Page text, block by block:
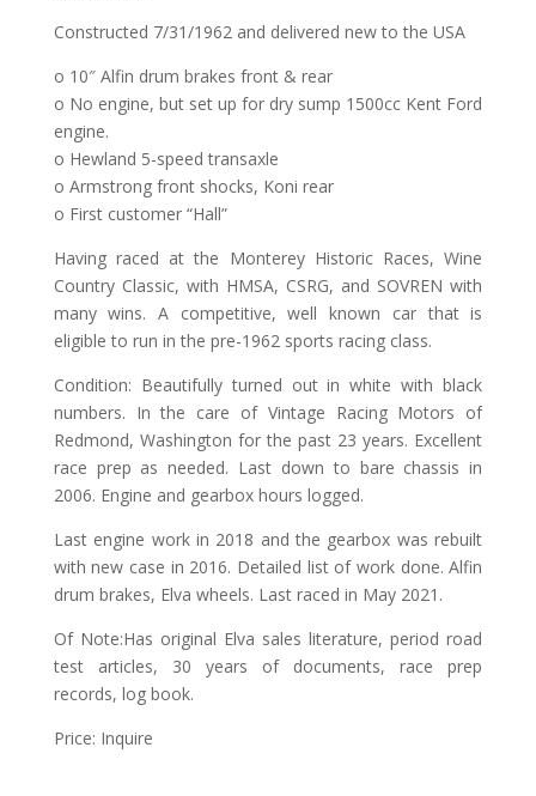
Constructed 7/31/1962 and delivered new to the USA
o 10″ Alfin drum brakes front & rear
o No engine, but set up for dry sump 1500cc Kent Ford
engine.
o Hewland 5-speed transaxle
o Armstrong front shocks, Koni rear
o First customer “Hall”
Having raced at the Monterey Historic Races, Wine
Country Classic, with HMSA, CSRG, and SOVREN with
many wins. A competitive, well known car that is
eligible to run in the pre-1962 sports racing class.
Condition: Beautifully turned out in white with black
numbers. In the care of Vintage Racing Motors of
Redmond, Washington for the past 23 years. Excellent
race prep as needed. Last down to bare chassis in
2006. Engine and gearbox hours logged.
Last engine work in 2018 and the gearbox was rebuilt
with new case in 2016. Detailed list of work done. Alfin
drum brakes, Elva wheels. Last raced in May 2021.
Of Note:Has original Elva sales literature, period road
test articles, 30 years of documents, race prep
records, log book.
Price: Inquire